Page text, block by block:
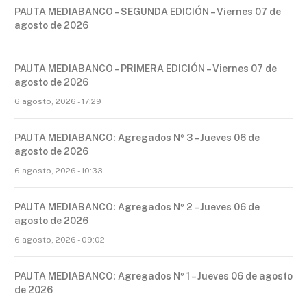
PAUTA MEDIABANCO – SEGUNDA EDICIÓN – Viernes 07 de
agosto de 2026
PAUTA MEDIABANCO – PRIMERA EDICIÓN – Viernes 07 de
agosto de 2026
6 agosto, 2026 - 17:29
PAUTA MEDIABANCO: Agregados Nº 3 – Jueves 06 de
agosto de 2026
6 agosto, 2026 - 10:33
PAUTA MEDIABANCO: Agregados Nº 2 – Jueves 06 de
agosto de 2026
6 agosto, 2026 - 09:02
PAUTA MEDIABANCO: Agregados Nº 1 – Jueves 06 de agosto
de 2026